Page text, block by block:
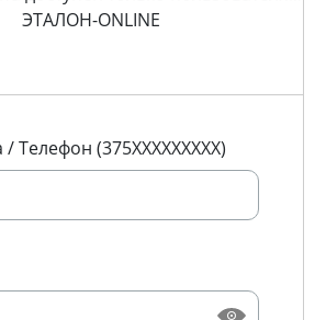
ЭТАЛОН-ONLINE
Телефон (375XXXXXXXXX)